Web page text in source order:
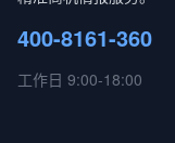
400-8161-360
工作日 9:00-18:00